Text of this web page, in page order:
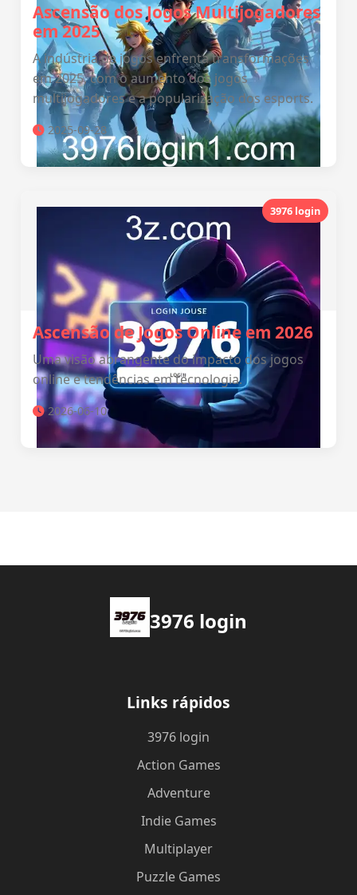
Ascensão dos Jogos Multijogadores
em 2025
A indústria de jogos enfrenta transformações
em 2025, com o aumento dos jogos
multijogadores e a popularização dos esports.
2025-09-28
3976 login
Ascensão de Jogos Online em 2026
Uma visão abrangente do impacto dos jogos
online e tendências em tecnologia.
2026-06-10
3976 login
Links rápidos
3976 login
Action Games
Adventure
Indie Games
Multiplayer
Puzzle Games